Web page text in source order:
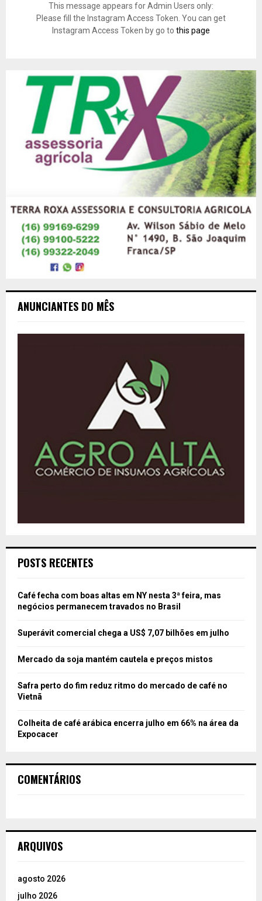
This message appears for Admin Users only:
Please fill the Instagram Access Token. You can get
Instagram Access Token by go to this page
ANUNCIANTES DO MÊS
POSTS RECENTES
Café fecha com boas altas em NY nesta 3ª feira, mas
negócios permanecem travados no Brasil
Superávit comercial chega a US$ 7,07 bilhões em julho
Mercado da soja mantém cautela e preços mistos
Safra perto do fim reduz ritmo do mercado de café no
Vietnã
Colheita de café arábica encerra julho em 66% na área da
Expocacer
COMENTÁRIOS
ARQUIVOS
agosto 2026
julho 2026